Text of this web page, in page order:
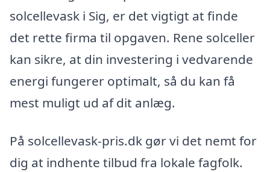
solcellevask i Sig, er det vigtigt at finde
det rette firma til opgaven. Rene solceller
kan sikre, at din investering i vedvarende
energi fungerer optimalt, så du kan få
mest muligt ud af dit anlæg.
På solcellevask-pris.dk gør vi det nemt for
dig at indhente tilbud fra lokale fagfolk.